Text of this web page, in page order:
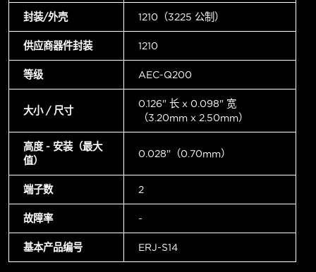
封装/外壳 1210（3225 公制）
供应商器件封装 1210
等级 AEC-Q200
大小 / 尺寸
0.126" 长 x 0.098" 宽
（3.20mm x 2.50mm）
高度 - 安装（最大
值）
0.028"（0.70mm）
端子数 2
故障率 -
基本产品编号 ERJ-S14